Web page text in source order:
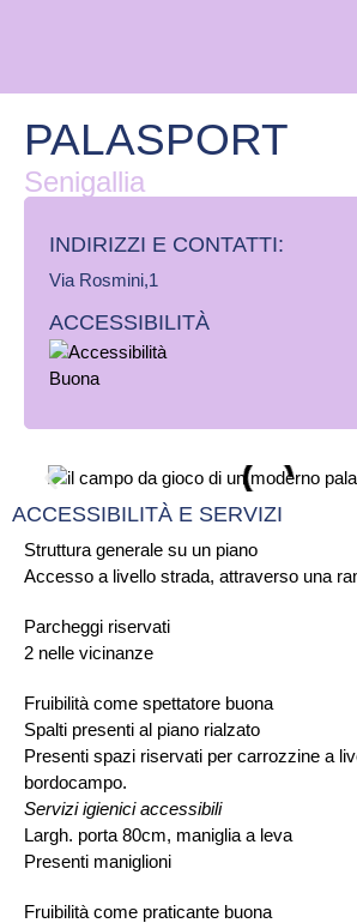
PALASPORT
Senigallia
INDIRIZZI E CONTATTI:​
Via Rosmini,1
ACCESSIBILITÀ
Struttura generale su un piano
Accesso a livello strada, attraverso una
Parcheggi riservati
2 nelle vicinanze
Fruibilità come spettatore buona
Spalti presenti al piano rialzato
Presenti spazi riservati per carrozzine a
bordocampo.
Servizi igienici accessibili
Largh. porta 80cm, maniglia a leva
Presenti maniglioni
Fruibilità come praticante buona
ACCESSIBILITÀ E SERVIZI